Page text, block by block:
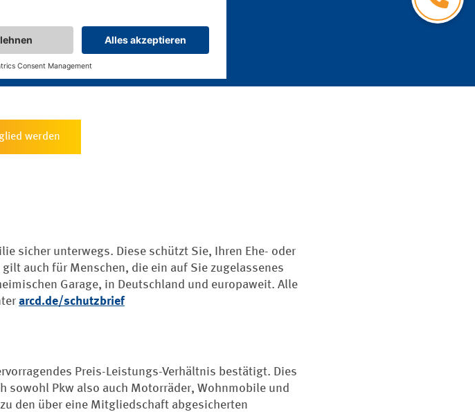
werden
sicher unterwegs. Diese schützt Sie, Ihren Ehe- oder
auch für Menschen, die ein auf Sie zugelassenes
Garage, in Deutschland und europaweit. Alle
arcd.de/schutzbrief
Preis-Leistungs-Verhältnis bestätigt. Dies
Pkw also auch Motorräder, Wohnmobile und
den über eine Mitgliedschaft abgesicherten